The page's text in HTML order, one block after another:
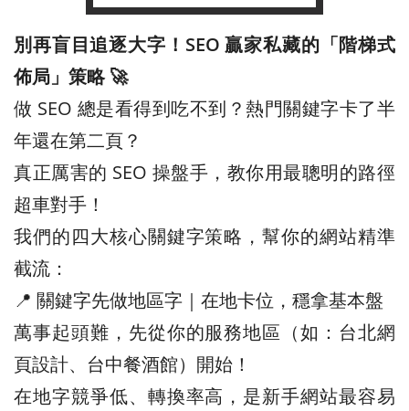
別再盲目追逐大字！SEO 贏家私藏的「階梯式
佈局」策略 🚀
做 SEO 總是看得到吃不到？熱門關鍵字卡了半
年還在第二頁？
真正厲害的 SEO 操盤手，教你用最聰明的路徑
超車對手！
我們的四大核心關鍵字策略，幫你的網站精準
截流：
📍 關鍵字先做地區字｜在地卡位，穩拿基本盤
萬事起頭難，先從你的服務地區（如：台北網
頁設計、台中餐酒館）開始！
在地字競爭低、轉換率高，是新手網站最容易